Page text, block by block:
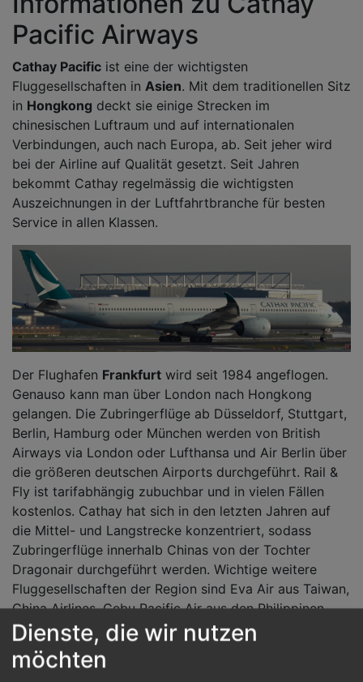
Pacific Airways
Cathay Pacific ist eine der wichtigsten
Fluggesellschaften in Asien. Mit dem traditionellen Sitz
in Hongkong deckt sie einige Strecken im
chinesischen Luftraum und auf internationalen
Verbindungen, auch nach Europa, ab. Seit jeher wird
bei der Airline auf Qualität gesetzt. Seit Jahren
bekommt Cathay regelmässig die wichtigsten
Auszeichnungen in der Luftfahrtbranche für besten
Service in allen Klassen.
Der Flughafen Frankfurt wird seit 1984 angeflogen.
Genauso kann man über London nach Hongkong
gelangen. Die Zubringerflüge ab Düsseldorf, Stuttgart,
Berlin, Hamburg oder München werden von British
Airways via London oder Lufthansa und Air Berlin über
die größeren deutschen Airports durchgeführt. Rail &
Fly ist tarifabhängig zubuchbar und in vielen Fällen
kostenlos. Cathay hat sich in den letzten Jahren auf
die Mittel- und Langstrecke konzentriert, sodass
Zubringerflüge innerhalb Chinas von der Tochter
Dragonair durchgeführt werden. Wichtige weitere
Fluggesellschaften der Region sind Eva Air aus Taiwan,
China Airlines, Cebu Pacific Air aus den Philippinen
oder Air Macau.
Düsseldorf eingestellt
Dienste, die wir nutzen
möchten